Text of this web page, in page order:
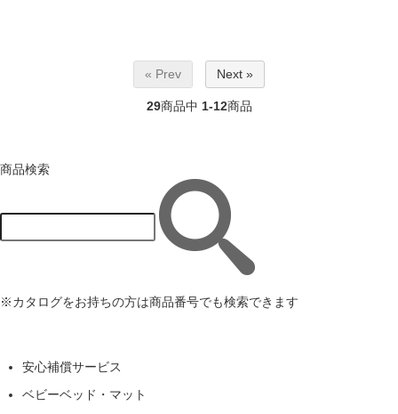
« Prev Next »
29商品中 1-12商品
商品検索
※カタログをお持ちの方は商品番号でも検索できます
安心補償サービス
ベビーベッド・マット